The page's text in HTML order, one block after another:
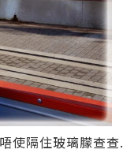
隔住玻璃朦查